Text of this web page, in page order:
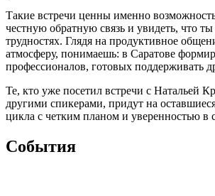
Такие встречи ценны именно
честную обратную связь и увидеть, что
трудностях. Глядя на продуктивное
атмосферу, понимаешь: в Саратове
профессионалов, готовых поддерживать
Те, кто уже посетил встречи с Натальей
другими спикерами, придут на
цикла с четким планом и уверенностью в
Cобытия